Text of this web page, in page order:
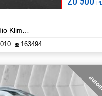
163494